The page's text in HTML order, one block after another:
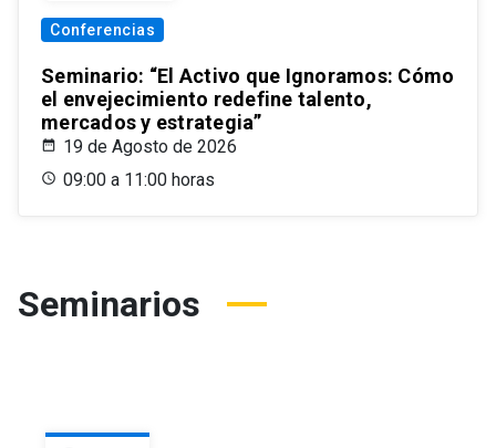
Conferencias
Seminario: “El Activo que Ignoramos: Cómo
el envejecimiento redefine talento,
mercados y estrategia”
19 de Agosto de 2026
09:00 a 11:00 horas
Seminarios